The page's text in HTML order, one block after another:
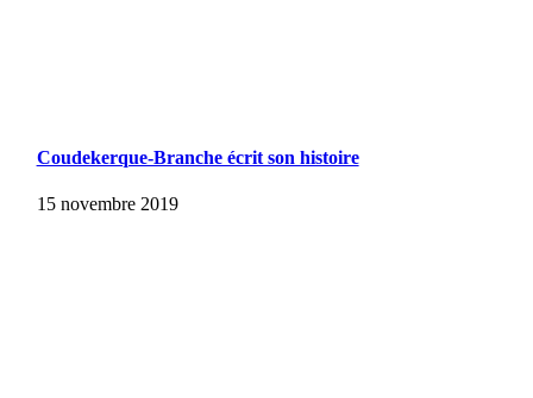
Coudekerque-Branche écrit son histoire
15 novembre 2019